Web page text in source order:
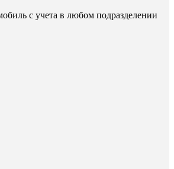
с учета в любом подразделении